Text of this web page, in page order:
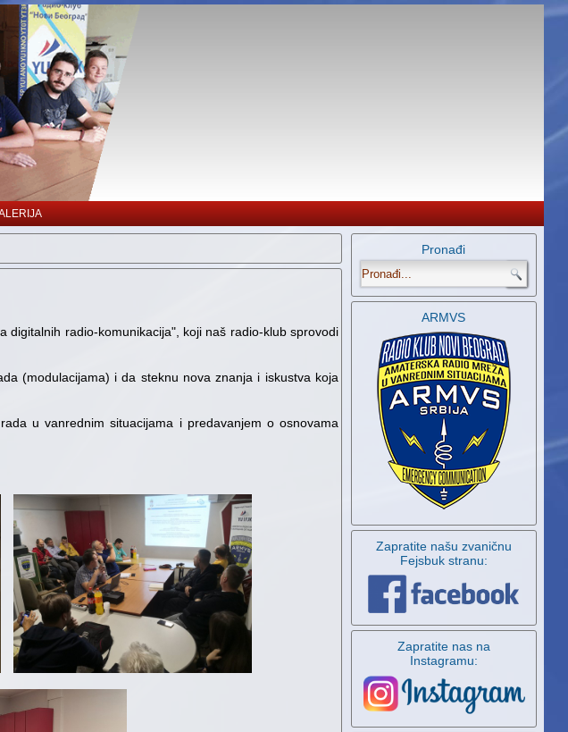
digitalnih radio-komunikacija", koji naš radio-klub sprovodi
(modulacijama) i da steknu nova znanja i iskustva koja
u vanrednim situacijama i predavanjem o osnovama
Pronađi
.
ARMVS
Zapratite našu zvaničnu
Fejsbuk stranu:
Zapratite nas na
Instagramu: